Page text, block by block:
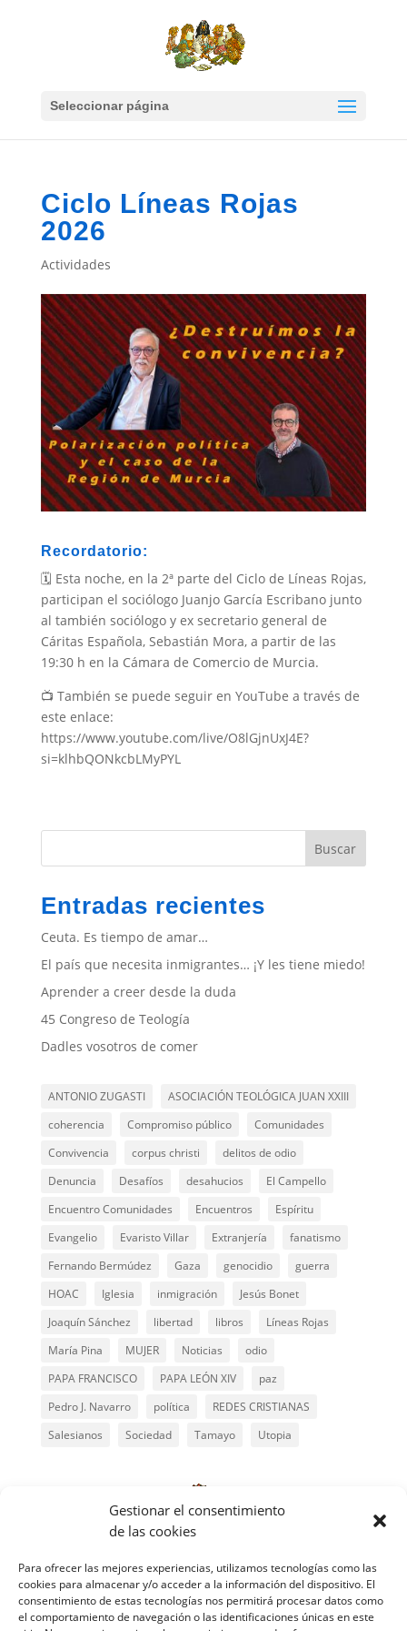
Gestionar el consentimiento
de las cookies
Para ofrecer las mejores experiencias, utilizamos tecnologías como las
cookies para almacenar y/o acceder a la información del dispositivo. El
consentimiento de estas tecnologías nos permitirá procesar datos como
el comportamiento de navegación o las identificaciones únicas en este
Seleccionar página
Ciclo Líneas Rojas
2026
Actividades
Recordatorio:
🗓️ Esta noche, en la 2ª parte del Ciclo de Líneas Rojas,
participan el sociólogo Juanjo García Escribano junto
al también sociólogo y ex secretario general de
Cáritas Española, Sebastián Mora, a partir de las
19:30 h en la Cámara de Comercio de Murcia.
📺 También se puede seguir en YouTube a través de
este enlace:
https://www.youtube.com/live/O8lGjnUxJ4E?
si=klhbQONkcbLMyPYL
Buscar
Entradas recientes
Ceuta. Es tiempo de amar…
El país que necesita inmigrantes… ¡Y les tiene miedo!
Aprender a creer desde la duda
45 Congreso de Teología
Dadles vosotros de comer
ANTONIO ZUGASTI
ASOCIACIÓN TEOLÓGICA JUAN XXIII
coherencia
Compromiso público
Comunidades
Convivencia
corpus christi
delitos de odio
Denuncia
Desafíos desahucios
El Campello
Encuentro Comunidades
Encuentros
Espíritu
Evangelio
Evaristo Villar Extranjería
fanatismo
Fernando Bermúdez
Gaza genocidio
guerra
HOAC
Iglesia inmigración
Jesús Bonet
Joaquín Sánchez
libertad libros
Líneas Rojas
María Pina
MUJER Noticias
odio
PAPA FRANCISCO
PAPA LEÓN XIV
paz
Pedro J. Navarro
política
REDES CRISTIANAS
Salesianos
Sociedad Tamayo Utopia